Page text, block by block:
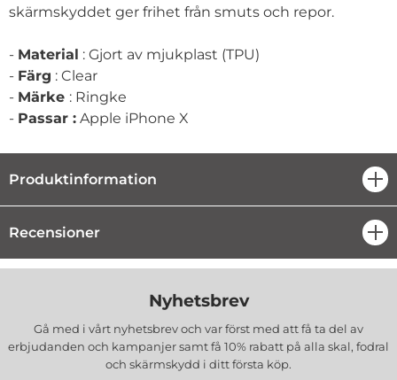
skärmskyddet ger frihet från smuts och repor.
- Material : Gjort av mjukplast (TPU)
- Färg : Clear
- Märke : Ringke
- Passar : Apple iPhone X
Produktinformation
Recensioner
Nyhetsbrev
Gå med i vårt nyhetsbrev och var först med att få ta del av
erbjudanden och kampanjer samt få 10% rabatt på alla skal, fodral
och skärmskydd i ditt första köp.